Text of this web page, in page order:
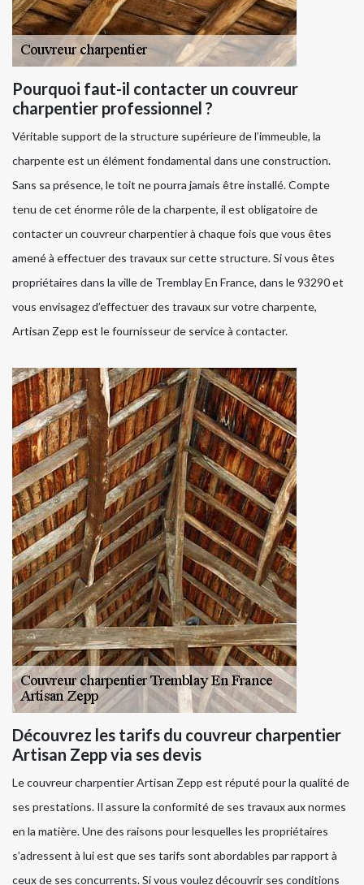
Pourquoi faut-il contacter un couvreur
charpentier professionnel ?
Véritable support de la structure supérieure de l’immeuble, la
charpente est un élément fondamental dans une construction.
Sans sa présence, le toit ne pourra jamais être installé. Compte
tenu de cet énorme rôle de la charpente, il est obligatoire de
contacter un couvreur charpentier à chaque fois que vous êtes
amené à effectuer des travaux sur cette structure. Si vous êtes
propriétaires dans la ville de Tremblay En France, dans le 93290 et
vous envisagez d’effectuer des travaux sur votre charpente,
Artisan Zepp est le fournisseur de service à contacter.
Découvrez les tarifs du couvreur charpentier
Artisan Zepp via ses devis
Le couvreur charpentier Artisan Zepp est réputé pour la qualité de
ses prestations. Il assure la conformité de ses travaux aux normes
en la matière. Une des raisons pour lesquelles les propriétaires
s’adressent à lui est que ses tarifs sont abordables par rapport à
ceux de ses concurrents. Si vous voulez découvrir ses conditions